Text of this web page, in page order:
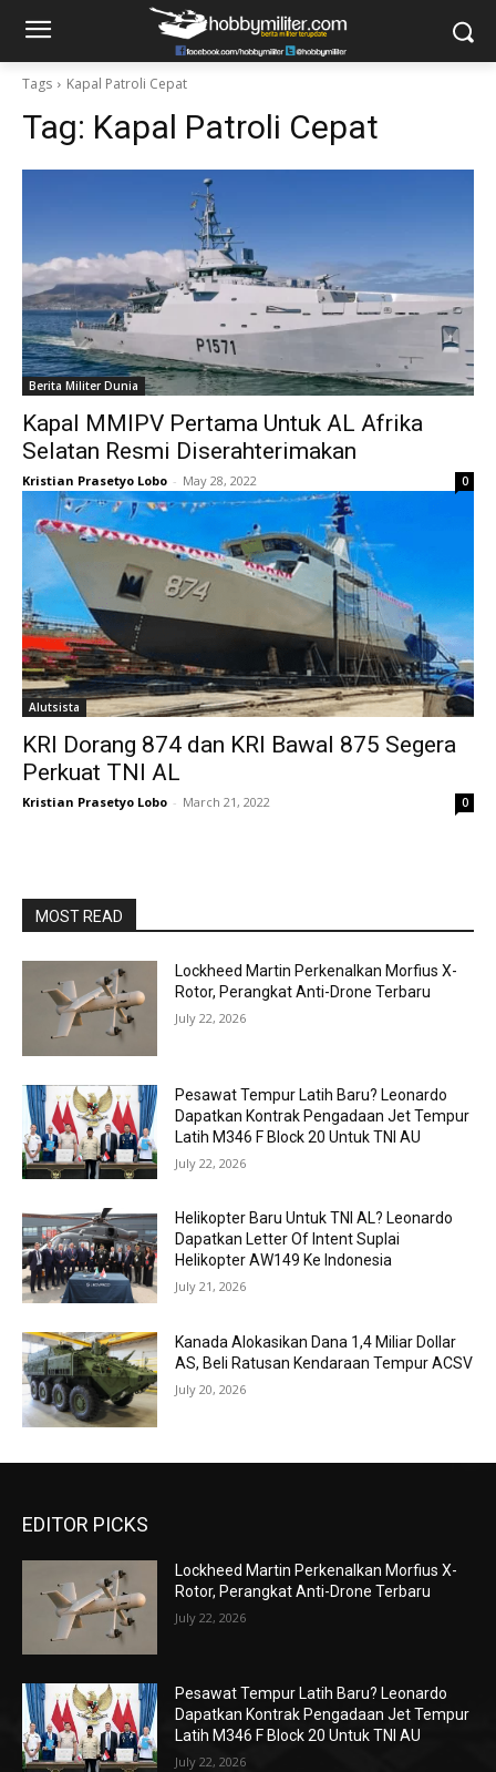
Tags Kapal Patroli Cepat
Tag: Kapal Patroli Cepat
Berita Militer Dunia
Kapal MMIPV Pertama Untuk AL Afrika
Selatan Resmi Diserahterimakan
Kristian Prasetyo Lobo - May 28, 2022 0
Alutsista
KRI Dorang 874 dan KRI Bawal 875 Segera
Perkuat TNI AL
Kristian Prasetyo Lobo - March 21, 2022 0
MOST READ
Lockheed Martin Perkenalkan Morfius X-
Rotor, Perangkat Anti-Drone Terbaru
July 22, 2026
Pesawat Tempur Latih Baru? Leonardo
Dapatkan Kontrak Pengadaan Jet Tempur
Latih M346 F Block 20 Untuk TNI AU
July 22, 2026
Helikopter Baru Untuk TNI AL? Leonardo
Dapatkan Letter Of Intent Suplai
Helikopter AW149 Ke Indonesia
July 21, 2026
Kanada Alokasikan Dana 1,4 Miliar Dollar
AS, Beli Ratusan Kendaraan Tempur ACSV
July 20, 2026
EDITOR PICKS
Lockheed Martin Perkenalkan Morfius X-
Rotor, Perangkat Anti-Drone Terbaru
July 22, 2026
Pesawat Tempur Latih Baru? Leonardo
Dapatkan Kontrak Pengadaan Jet Tempur
Latih M346 F Block 20 Untuk TNI AU
July 22, 2026